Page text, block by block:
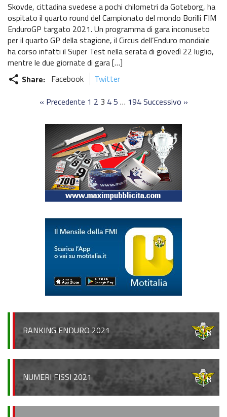
Skovde, cittadina svedese a pochi chilometri da Goteborg, ha
ospitato il quarto round del Campionato del mondo Borilli FIM
EnduroGP targato 2021. Un programma di gara inconuseto
per il quarto GP della stagione, il Circus dell’Enduro mondiale
ha corso infatti il Super Test nella serata di giovedì 22 luglio,
mentre le due giornate di gara […]
share Share: Facebook
Twitter
« Precedente 1 2 3 45 … 194Successivo »
RANKING ENDURO 2021
NUMERI FISSI 2021